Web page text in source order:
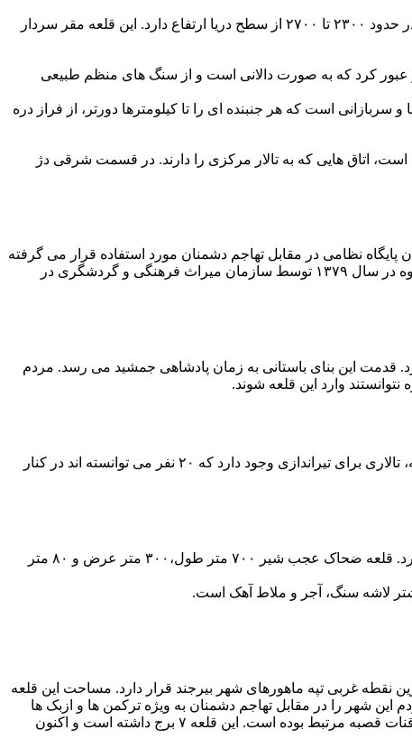
جمهور معروف به دژ بابک در شهرستان کلیبر و در ارتفاعات غرب رود بزرگ قره سو قرار دارد. قلعه بابک خرمدین بر فراز قله کوهستانی در حدود ۲۳۰۰ تا ۲۷۰۰ از سطح دریا ارتفاع دارد. این قلعه مقر سردار
به قلعه حدود ۳ کیلومتر است. قبل از رسیدن به دروازه قلعه و ورود به بنای مستحکم دژ باید از معبری در حدود ۲۰۰ متر عبور کرد که به صورت دالانی است و از سنگ های منظم طبیعی
مقر کوه بانیه ها و سربازانی است که هر جنبنده ای را تا کیلومترها دورتر، از فراز دره
از ورودی قرار گرفته است و پس از آن تالار اصلی وجود دارد که اطراف آن را ۷ اتاق فرا گرفته است، اتاق هایی که به تالار مرکزی را دارند. در قسمت شرقی دژ
نظامی در مقابل تهاجم دشمنان مورد استفاده قرار می گرفته
است. مساحت آن حدود ۶۰۰ متر مربع است و از این معماری عظیم تنها ۴ حصار جانبی و برج های پشتیبان آن باقی مانده است. قلعه مارکوه در سال ۱۳۷۹ توسط سازمان میراث فرهنگی و گردشگری در
قدمت این بنای باستانی به زمان پادشاهی جمشید می رسد. مردم
وارد این قلعه شوند.
این قلعه، خندق و دروازه چوبی مجهز به ابزارهای ضد حریق و راه های پنهانی دارد که آن را به خارج وصل می کرده است. بالای دروازه قلعه، تالاری برای تیراندازی وجود دارد که ۲۰ نفر می توانسته اند در کنار
قلعه ضحاک در شهرستان عجب شیر و شرق روستای بارازلو قرار دارد. این قلعه به دوران اشکانی، ساسانی و قرون میانه اسلامی تعلق دارد. قلعه ضحاک عجب شیر ۷۰۰ متر طول،۳۰۰ متر عرض و ۸۰ متر
لاشه سنگ، آجر و ملاط آهک است.
نقطه غربی تپه ماهورهای شهر بیرجند قرار دارد. مساحت این قلعه
این شهر را در مقابل تهاجم دشمنان به ویژه ترکمن ها و ازبک ها
محافظت می کرده است. با توجه به شواهد موجود به وسیله نقب های زیرزمینی به نقاط مهم شهر مثل ارگ بهارستان، ارگ کلاه فرنگی و قنات قصبه مرتبط بوده است. این قلعه ۷ برج داشته است و اکنون